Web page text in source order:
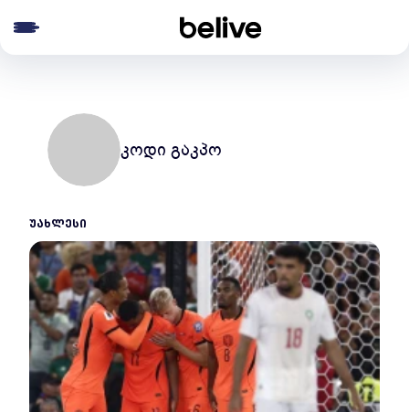
კოდი გაკპო
ᲣᲐᲮᲚᲔᲡᲘ